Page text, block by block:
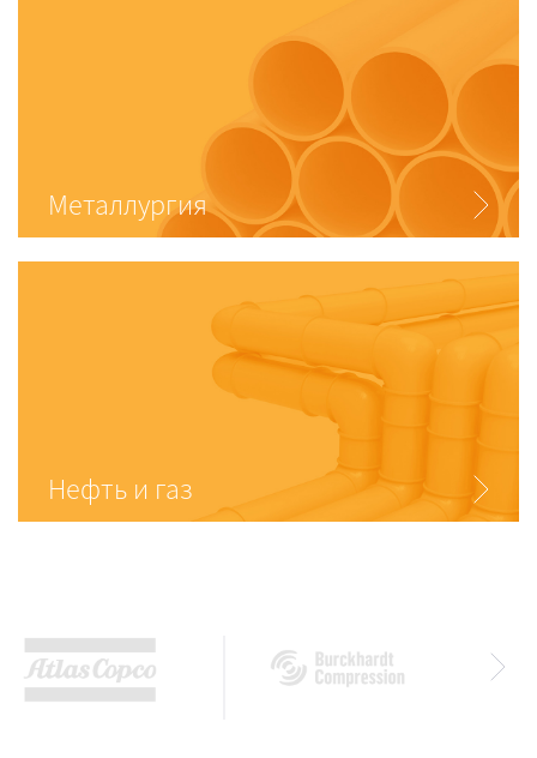
Металлургия
Нефть и газ